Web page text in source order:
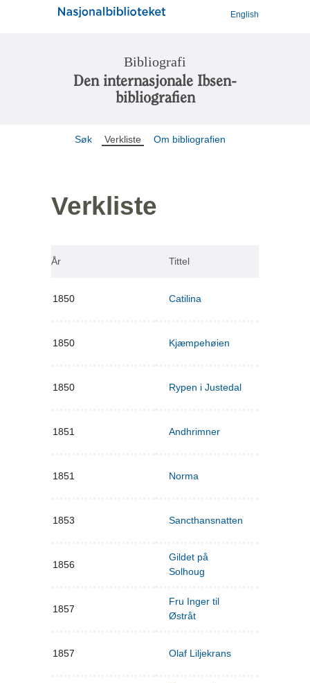
English
Bibliografi
Den internasjonale Ibsen-
bibliografien
Søk Verkliste Om bibliografien
Verkliste
År Tittel
1850 Catilina
1850 Kjæmpehøien
1850 Rypen i Justedal
1851 Andhrimner
1851 Norma
1853 Sancthansnatten
1856
Gildet på
Solhoug
1857
Fru Inger til
Østråt
1857 Olaf Liljekrans